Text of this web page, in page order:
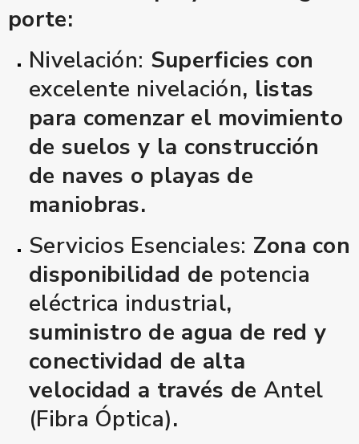
porte:
Nivelación: Superficies con
excelente nivelación, listas
para comenzar el movimiento
de suelos y la construcción
de naves o playas de
maniobras.
Servicios Esenciales: Zona con
disponibilidad de potencia
eléctrica industrial,
suministro de agua de red y
conectividad de alta
velocidad a través de Antel
(Fibra Óptica).